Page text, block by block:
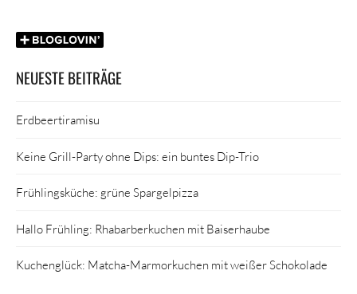
NEUESTE BEITRÄGE
Erdbeertiramisu
Keine Grill-Party ohne Dips: ein buntes Dip-Trio
Frühlingsküche: grüne Spargelpizza
Hallo Frühling: Rhabarberkuchen mit Baiserhaube
Kuchenglück: Matcha-Marmorkuchen mit weißer Schokolade